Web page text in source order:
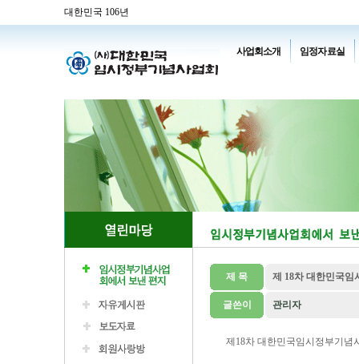
대한민국 106년
사업회소개 임정자료실
제 목 제 18차 대한민국임
글쓴이 관리자
제18차 대한민국임시정부기념